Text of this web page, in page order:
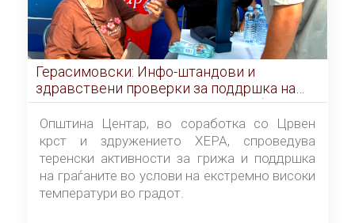
Герасимовски: Инфо-штандови и
здравствени проверки за поддршка на
граѓаните во услови на топлотен бран
Општина Центар, во соработка со Црвен
крст и здружението ХЕРА, спроведува
теренски активности за грижа и поддршка
на граѓаните во услови на екстремно високи
температури во градот.